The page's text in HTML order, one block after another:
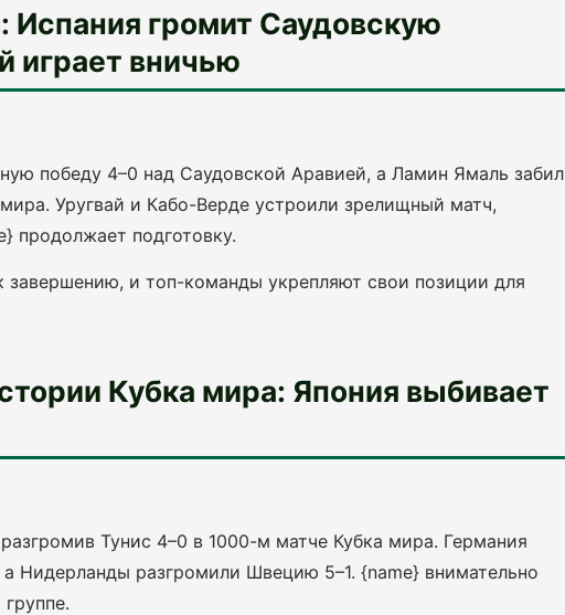
Испания громит Саудовскую
играет вничью
победу 4–0 над Саудовской Аравией, а Ламин Ямаль забил
Уругвай и Кабо-Верде устроили зрелищный матч,
продолжает подготовку.
завершению, и топ-команды укрепляют свои позиции для
Кубка мира: Япония выбивает
Тунис 4–0 в 1000-м матче Кубка мира. Германия
а Нидерланды разгромили Швецию 5–1. {name} внимательно